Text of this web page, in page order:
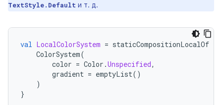
TextStyle.Default и т. д.
val LocalColorSystem = staticCompositionLocalOf
ColorSystem(
color = Color .Unspecified,
gradient = emptyList()
)
}